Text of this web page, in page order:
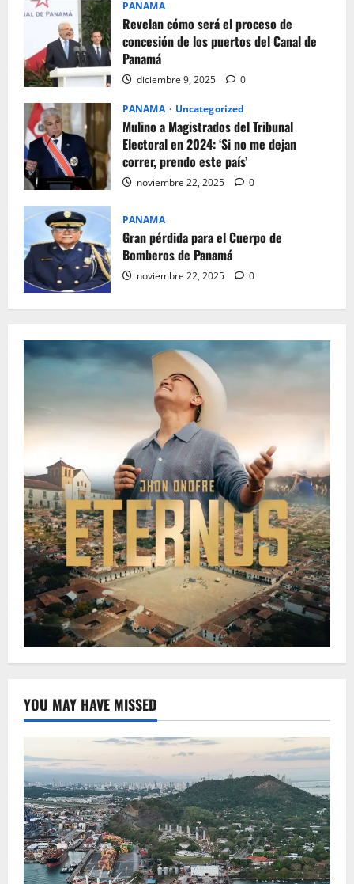
PANAMA
Revelan cómo será el proceso de
concesión de los puertos del Canal de
Panamá
diciembre 9, 2025 0
PANAMA Uncategorized
Mulino a Magistrados del Tribunal
Electoral en 2024: ‘Si no me dejan
correr, prendo este país’
noviembre 22, 2025 0
PANAMA
Gran pérdida para el Cuerpo de
Bomberos de Panamá
noviembre 22, 2025 0
YOU MAY HAVE MISSED